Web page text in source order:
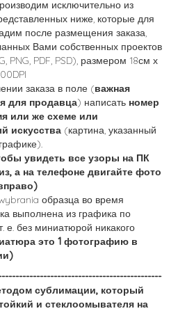
исключительно из
ниже, которые для
после размещения заказа,
Вами собственных проектов
PNG, PDF, PSD), размером 18см х
заказа в поле (важная
для продавца) написать номер
или же схеме или
искусства (картина, указанный
увидеть все узоры на ПК
а на телефоне двигайте фото
образца во время
выполнена из графика по
е. без миниатюрой никакого
это 1 фотографию в
сублимации, который
и стеклоомывателя на